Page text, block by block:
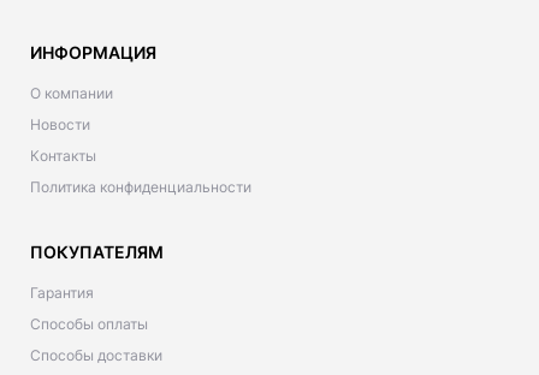
ИНФОРМАЦИЯ
О компании
Новости
Контакты
Политика конфиденциальности
ПОКУПАТЕЛЯМ
Гарантия
Способы оплаты
Способы доставки